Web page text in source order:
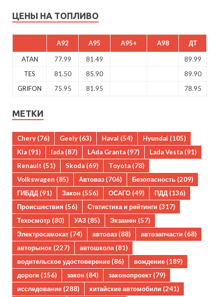
ЦЕНЫ НА ТОПЛИВО
A92 A95 A95+ A98 ДТ
ATAN 77.99 81.49
89.99
TES
81.50 85.90
89.90
GRIFON
75.95 81.95 78.95
МЕТКИ
Chery (76) Geely (63) Haval (54) Hyundai (105)
Kia (91) lada (87) LAda Granta (97) Lada Vesta (91)
Renault (51) Skoda (69) Toyota (78)
Volkswagen (85) Автоваз (706) Безопасность (209)
ГИБДД (91) Закон (556) ОСАГО (49) ПДД (136)
Происшествия (56) Статистика и рейтинги (317)
Техосмотр (80) УАЗ (85) Экзамен (57)
Электросамокат (74) автоваз (88) автозапчасти (68)
авторынок (227) автошкола(81)
водительское удостоверение (86) вождение (189)
дороги (156) закон (84) законопроект (79)
исследование (288) китайские автомобили (241)